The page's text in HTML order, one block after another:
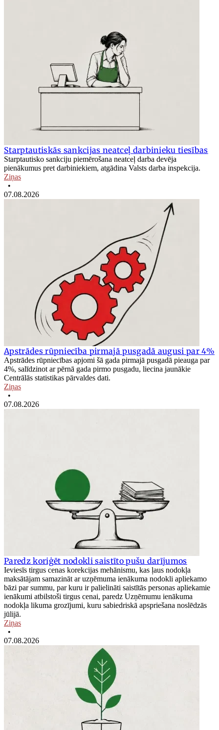
Starptautiskās sankcijas neatceļ darbinieku tiesības
Starptautisko sankciju piemērošana neatceļ darba devēja
pienākumus pret darbiniekiem, atgādina Valsts darba inspekcija.
Ziņas
•
07.08.2026
Apstrādes rūpniecība pirmajā pusgadā augusi par 4%
Apstrādes rūpniecības apjomi šā gada pirmajā pusgadā pieauga par
4%, salīdzinot ar pērnā gada pirmo pusgadu, liecina jaunākie
Centrālās statistikas pārvaldes dati.
Ziņas
•
07.08.2026
Paredz koriģēt nodokli saistīto pušu darījumos
Ieviesīs tirgus cenas korekcijas mehānismu, kas ļaus nodokļa
maksātājam samazināt ar uzņēmuma ienākuma nodokli apliekamo
bāzi par summu, par kuru ir palielināti saistītās personas apliekamie
ienākumi atbilstoši tirgus cenai, paredz Uzņēmumu ienākuma
nodokļa likuma grozījumi, kuru sabiedriskā apspriešana noslēdzās
jūlijā.
Ziņas
•
07.08.2026